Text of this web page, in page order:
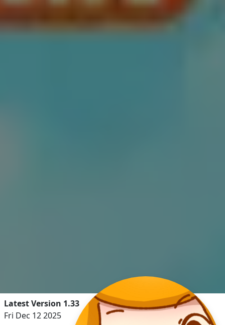
Latest Version 1.33
Fri Dec 12 2025